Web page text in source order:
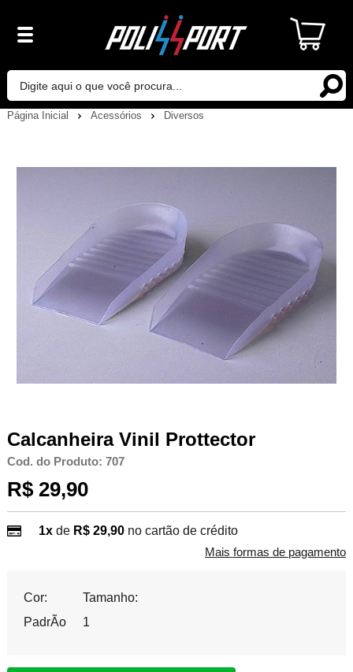
Página Inicial Acessórios Diversos
Calcanheira Vinil Prottector
Cod. do Produto: 707
R$ 29,90
1xde R$ 29,90 no cartão de crédito
Mais formas de pagamento
Cor:
PadrÃo
Tamanho:
1